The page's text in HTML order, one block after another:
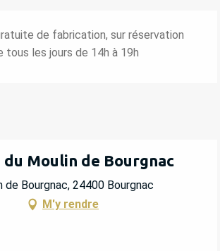
de fabrication, sur réservation
tous les jours de 14h à 19h
du Moulin de Bourgnac
de Bourgnac, 24400 Bourgnac
M'y rendre